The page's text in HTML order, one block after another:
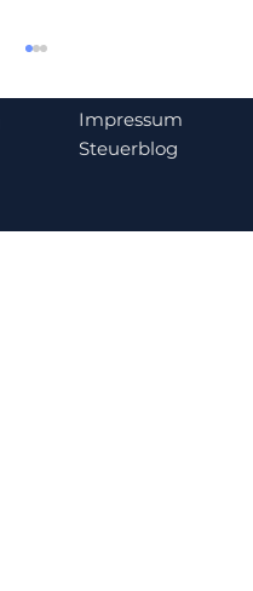
Impressum
Steuerblog